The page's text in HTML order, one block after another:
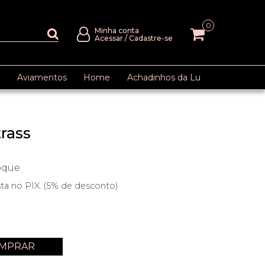
Minha conta
Acessar / Cadastre-se
0
Aviamentos Home Achadinhos da Lu
no PIX. (5% de desconto)